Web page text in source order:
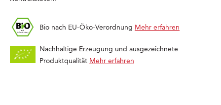
Bio nach EU-Öko-Verordnung Mehr erfahren
Nachhaltige Erzeugung und ausgezeichnete
Produktqualität Mehr erfahren